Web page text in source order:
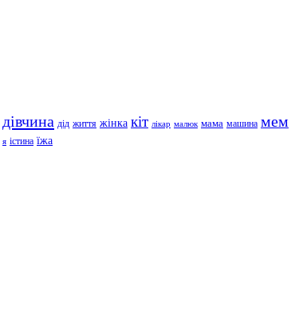
дівчина дід життя жінка кіт лікар малюк мама машина мем
я істина їжа